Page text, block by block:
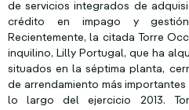
de servicios integrados de
crédito en impago y
Recientemente, la citada Torre
inquilino, Lilly Portugal, que ha
situados en la séptima planta,
de arrendamiento más
lo largo del ejercicio 2013.